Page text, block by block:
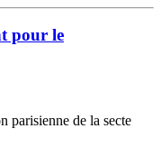
pour le
parisienne de la secte